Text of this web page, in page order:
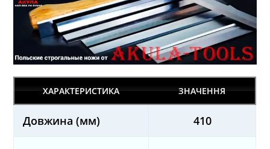
ХАРАКТЕРИСТИКА ЗНАЧЕННЯ
Довжина (мм) 410